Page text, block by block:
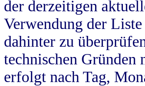
der derzeitigen
Verwendung der
dahinter zu
technischen Gründen
erfolgt nach Tag,